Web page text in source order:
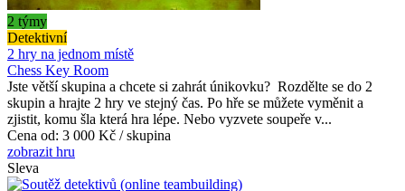
2 týmy
Detektivní
2 hry na jednom místě
Chess Key Room
Jste větší skupina a chcete si zahrát únikovku? Rozdělte se do 2
skupin a hrajte 2 hry ve stejný čas. Po hře se můžete vyměnit a
zjistit, komu šla která hra lépe. Nebo vyzvete soupeře v...
Cena od: 3 000 Kč / skupina
zobrazit hru
Sleva